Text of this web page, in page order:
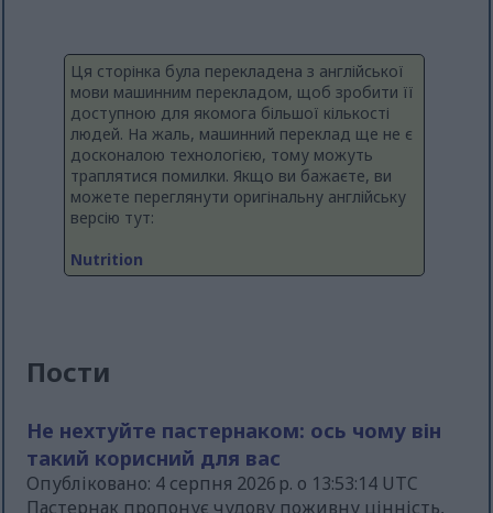
Ця сторінка була перекладена з англійської
мови машинним перекладом, щоб зробити її
доступною для якомога більшої кількості
людей. На жаль, машинний переклад ще не є
досконалою технологією, тому можуть
траплятися помилки. Якщо ви бажаєте, ви
можете переглянути оригінальну англійську
версію тут:
Nutrition
Пости
Не нехтуйте пастернаком: ось чому він
такий корисний для вас
Опубліковано: 4 серпня 2026 р. о 13:53:14 UTC
Пастернак пропонує чудову поживну цінність,